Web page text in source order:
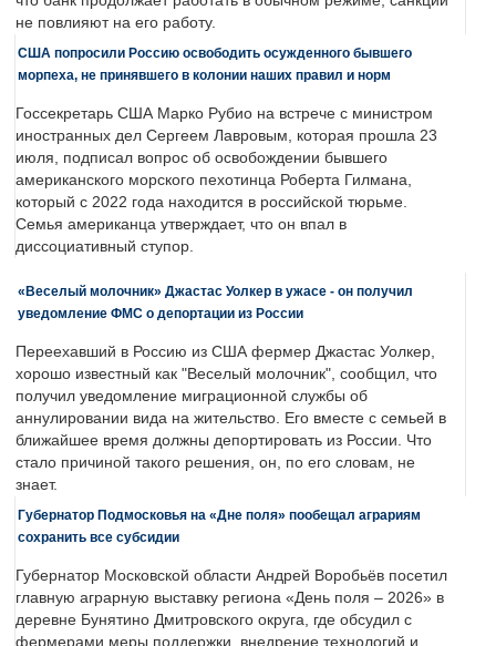
не повлияют на его работу.
США попросили Россию освободить осужденного бывшего
морпеха, не принявшего в колонии наших правил и норм
Госсекретарь США Марко Рубио на встрече с министром
иностранных дел Сергеем Лавровым, которая прошла 23
июля, подписал вопрос об освобождении бывшего
американского морского пехотинца Роберта Гилмана,
который с 2022 года находится в российской тюрьме.
Семья американца утверждает, что он впал в
диссоциативный ступор.
«Веселый молочник» Джастас Уолкер в ужасе - он получил
уведомление ФМС о депортации из России
Переехавший в Россию из США фермер Джастас Уолкер,
хорошо известный как "Веселый молочник", сообщил, что
получил уведомление миграционной службы об
аннулировании вида на жительство. Его вместе с семьей в
ближайшее время должны депортировать из России. Что
стало причиной такого решения, он, по его словам, не
знает.
Губернатор Подмосковья на «Дне поля» пообещал аграриям
сохранить все субсидии
Губернатор Московской области Андрей Воробьёв посетил
главную аграрную выставку региона «День поля – 2026» в
деревне Бунятино Дмитровского округа, где обсудил с
фермерами меры поддержки, внедрение технологий и